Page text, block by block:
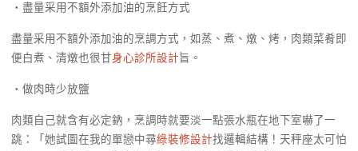
・盡量采用不額外添加油的烹飪方式
盡量采用不額外添加油的烹調方式，如蒸、煮、燉、烤，肉類菜肴即
便白煮、清燉也很甘身心診所設計旨。
・做肉時少放鹽
肉類自己就含有必定鈉，烹調時就要淡一點張水瓶在地下室嚇了一
跳：「她試圖在我的單戀中尋綠裝修設計找邏輯結構！天秤座太可怕